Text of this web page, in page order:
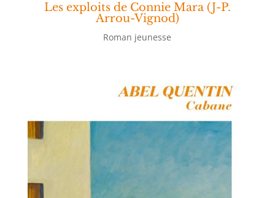
Les exploits de Connie Mara (J-P.
Arrou-Vignod)
Roman jeunesse